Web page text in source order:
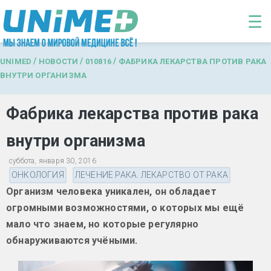
Перейти к основному содержанию
☰
UNIMED / НОВОСТИ / 010816 / ФАБРИКА ЛЕКАРСТВА ПРОТИВ РАКА
ВНУТРИ ОРГАНИЗМА
Фабрика лекарства против рака
внутри организма
суббота, января 30, 2016
ОНКОЛОГИЯ ЛЕЧЕНИЕ РАКА. ЛЕКАРСТВО ОТ РАКА
Организм человека уникален, он обладает
огромными возможностями, о которых мы ещё
мало что знаем, но которые регулярно
обнаруживаются учёными.